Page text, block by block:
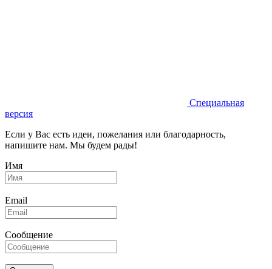
Специальная
версия
Если у Вас есть идеи, пожелания или благодарность,
напишите нам. Мы будем рады!
Имя
Email
Сообщение